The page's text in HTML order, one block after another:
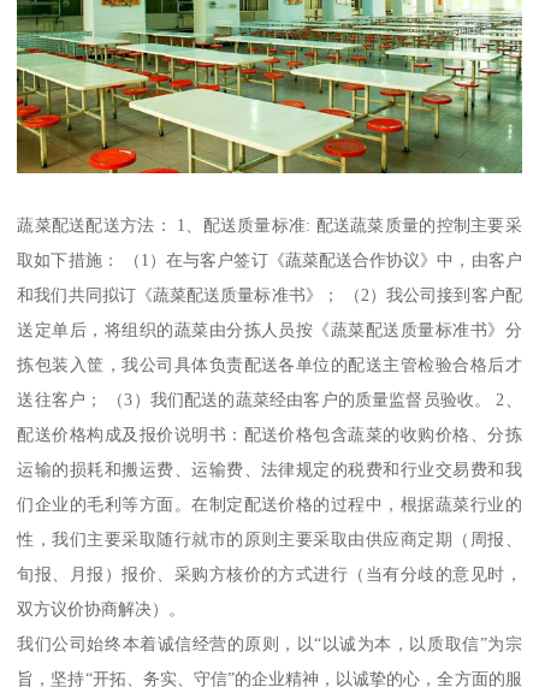
蔬菜配送配送方法： 1、配送质量标准: 配送蔬菜质量的控制主要采
取如下措施： （1）在与客户签订《蔬菜配送合作协议》中，由客户
和我们共同拟订《蔬菜配送质量标准书》； （2）我公司接到客户配
送定单后，将组织的蔬菜由分拣人员按《蔬菜配送质量标准书》分
拣包装入筐，我公司具体负责配送各单位的配送主管检验合格后才
送往客户； （3）我们配送的蔬菜经由客户的质量监督员验收。 2、
配送价格构成及报价说明书：配送价格包含蔬菜的收购价格、分拣
运输的损耗和搬运费、运输费、法律规定的税费和行业交易费和我
们企业的毛利等方面。在制定配送价格的过程中，根据蔬菜行业的
性，我们主要采取随行就市的原则主要采取由供应商定期（周报、
旬报、月报）报价、采购方核价的方式进行（当有分歧的意见时，
双方议价协商解决）。
我们公司始终本着诚信经营的原则，以“以诚为本，以质取信”为宗
旨，坚持“开拓、务实、守信”的企业精神，以诚挚的心，全方面的服